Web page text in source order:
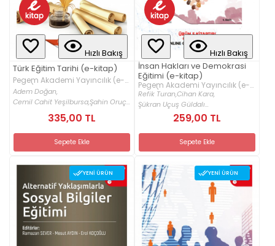
Hızlı Bakış
Türk Eğitim Tarihi (e-kitap)
Pegem Akademi Yayıncılık (e-
kitap)
Adem Doğan,
Cemil Cahit Yeşilbursa,Şahin Oruç...
335,00 TL
Sepete Ekle
Hızlı Bakış
İnsan Hakları ve Demokrasi
Eğitimi (e-kitap)
Pegem Akademi Yayıncılık (e-
kitap)
Refik Turan,Cihan Kara,
Şükran Uçuş Güldalı...
259,00 TL
Sepete Ekle
YENI ÜRÜN YENI ÜRÜN